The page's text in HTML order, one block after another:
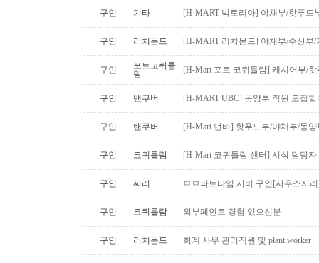
구인 기타 [H-MART 빅토리아] 야채부/핫푸드
구인 리치몬드 [H-MART 리치몬드] 야채부/수산부
구인
포트코퀴틀
람
[H-Mart 포트 코퀴틀람] 캐시어부/
구인 밴쿠버 [H-MART UBC] 동양부 직원 모집합
구인 밴쿠버 [H-Mart 던바] 핫푸드부/야채부/동
구인 코퀴틀람 [H-Mart 코퀴틀람 센터] 시식 담당
구인 써리 ㅁㅁ파트타임 서버 구인[사우스서
구인 코퀴틀람 외부페인트 경험 있으신분
구인 리치몬드 회계 사무 관리직원 및 plant worker